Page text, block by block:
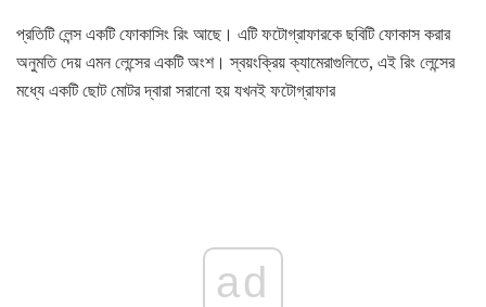
প্রতিটি লেন্স একটি ফোকাসিং রিং আছে। এটি ফটোগ্রাফারকে ছবিটি ফোকাস করার
অনুমতি দেয় এমন লেন্সের একটি অংশ। স্বয়ংক্রিয় ক্যামেরাগুলিতে, এই রিং লেন্সের
মধ্যে একটি ছোট মোটর দ্বারা সরানো হয় যখনই ফটোগ্রাফার
ad